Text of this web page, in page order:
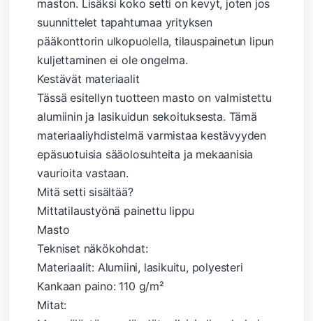
maston. Lisäksi koko setti on kevyt, joten jos
suunnittelet tapahtumaa yrityksen
pääkonttorin ulkopuolella, tilauspainetun lipun
kuljettaminen ei ole ongelma.
Kestävät materiaalit
Tässä esitellyn tuotteen masto on valmistettu
alumiinin ja lasikuidun sekoituksesta. Tämä
materiaaliyhdistelmä varmistaa kestävyyden
epäsuotuisia sääolosuhteita ja mekaanisia
vaurioita vastaan.
Mitä setti sisältää?
Mittatilaustyönä painettu lippu
Masto
Tekniset näkökohdat:
Materiaalit: Alumiini, lasikuitu, polyesteri
Kankaan paino: 110 g/m²
Mitat: